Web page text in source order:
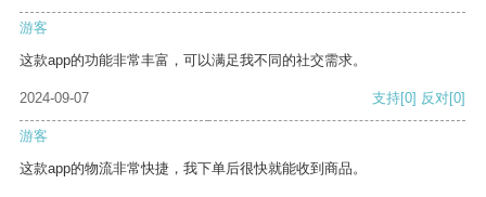
游客
这款app的功能非常丰富，可以满足我不同的社交需求。
2024-09-07 支持[0] 反对[0]
游客
这款app的物流非常快捷，我下单后很快就能收到商品。